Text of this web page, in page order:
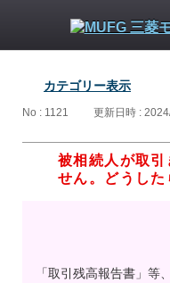
カテゴリー表示
No : 1121 更新日時 :
被相続人が取引
せん。どうした
「取引残高報告書」等